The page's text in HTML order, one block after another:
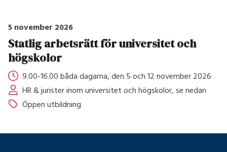
5 november 2026
Statlig arbetsrätt för universitet och
högskolor
9.00-16.00 båda dagarna, den 5 och 12 november 2026
HR & jurister inom universitet och högskolor, se nedan
Öppen utbildning